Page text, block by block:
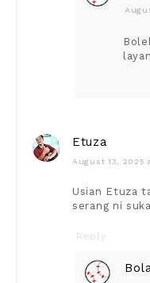
Etuza
August 13, 2025
Usian Etuza
serang ni
Reply